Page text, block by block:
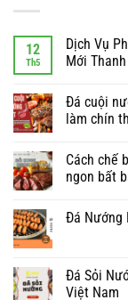
12
Th5
Dịch Vụ
Mới
Đá cuội
làm chín
Cách chế
ngon bất
Đá Nướng
Đá Sỏi
Việt Nam